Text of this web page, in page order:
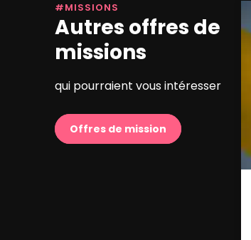
#MISSIONS
Autres offres de
missions
qui pourraient vous intéresser
Offres de mission